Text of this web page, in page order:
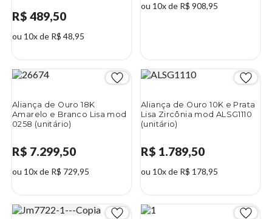
R$ 489,50
ou 10x de R$ 48,95
ou 10x de R$ 908,95
Aliança de Ouro 18K
Amarelo e Branco Lisa mod
0258 (unitário)
R$ 7.299,50
ou 10x de R$ 729,95
Aliança de Ouro 10K e Prata
Lisa Zircônia mod ALSG1110
(unitário)
R$ 1.789,50
ou 10x de R$ 178,95